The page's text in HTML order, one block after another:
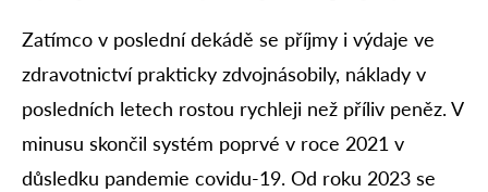
Zatímco v poslední dekádě se příjmy i výdaje ve
zdravotnictví prakticky zdvojnásobily, náklady v
posledních letech rostou rychleji než příliv peněz. V
minusu skončil systém poprvé v roce 2021 v
důsledku pandemie covidu-19. Od roku 2023 se